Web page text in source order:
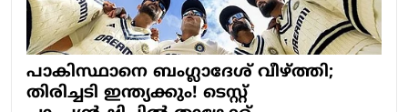
പാകിസ്ഥാനെ ബംഗ്ലാദേശ് വീഴ്ത്തി;
തിരിച്ചടി ഇന്ത്യക്കും! ടെസ്റ്റ്